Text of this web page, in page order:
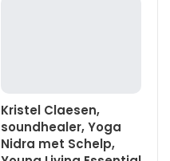
Kristel Claesen,
soundhealer, Yoga
Nidra met Schelp,